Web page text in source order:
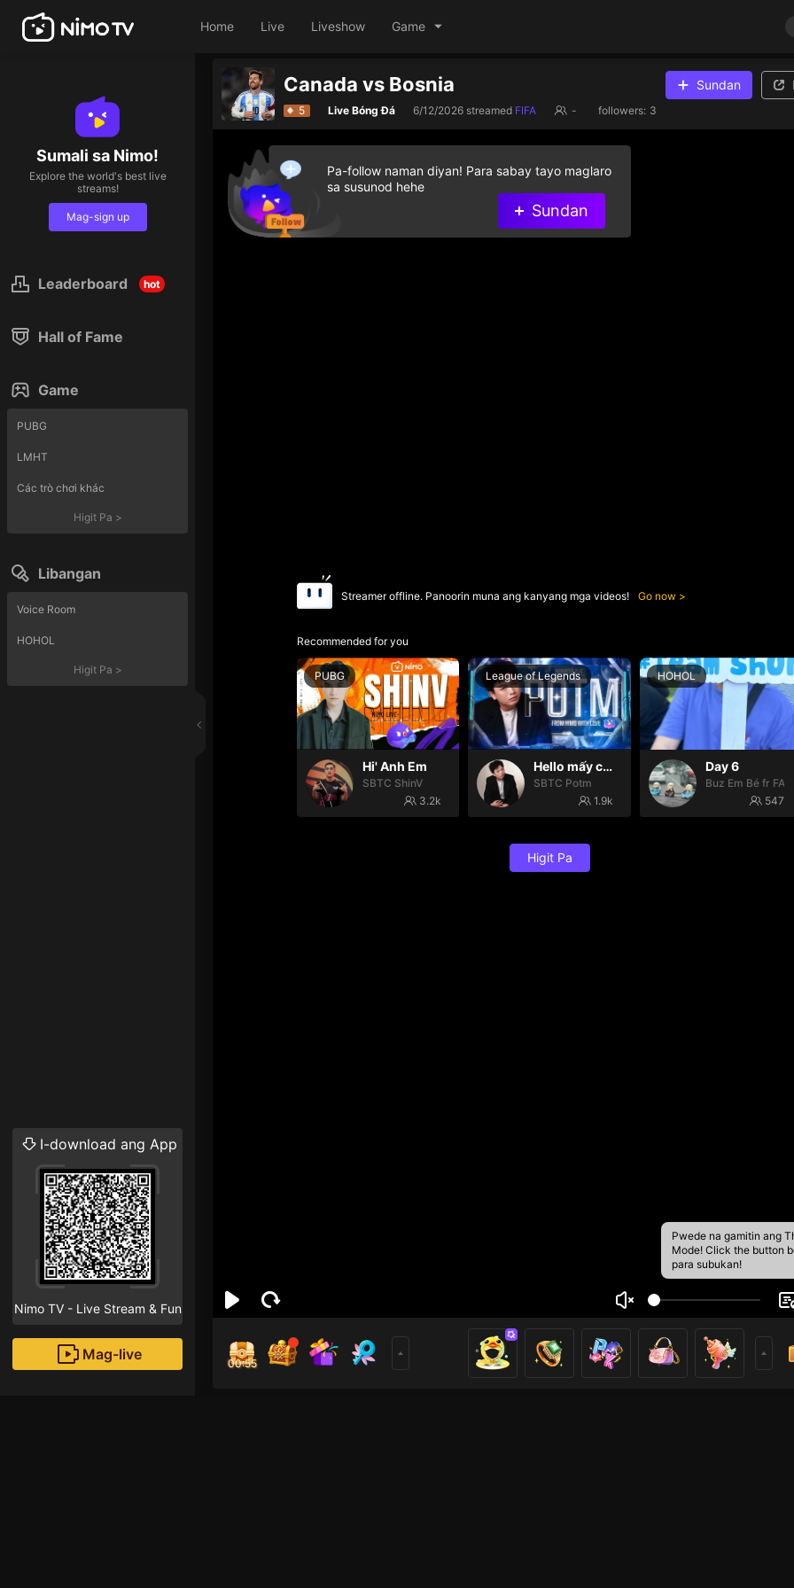
Home Live Liveshow Game
Sumali sa Nimo!
Explore the world's best live
streams!
Mag-sign up
Leaderboard hot
Hall of Fame
Game
PUBG
LMHT
Các trò chơi khác
Higit Pa >
Libangan
Voice Room
HOHOL
Higit Pa >
I-download ang App
Nimo TV - Live Stream & Fun
Mag-live
Canada vs Bosnia Sundan
5 Live Bóng Đá 6/12/2026 streamed FIFA - followers: 3
Pwede na gamitin ang
Mode! Click the button
para subukan!
Streamer offline. Panoorin muna ang kanyang mga videos! Go now
Recommended for you
PUBG
Hi' Anh Em
SBTC ShinV
3.2k
League of Legends
Hello mấy cục Zàng nhaaa
SBTC Potm
1.9k
HOHOL
Day 6
Buz Em Bé fr
547
Higit Pa
00:55
Pa-follow naman diyan! Para sabay tayo maglaro
sa susunod hehe
Sundan